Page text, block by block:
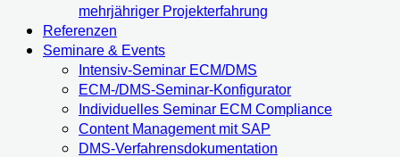
mehrjähriger Projekterfahrung
Referenzen
Seminare & Events
Intensiv-Seminar ECM/DMS
ECM-/DMS-Seminar-Konfigurator
Individuelles Seminar ECM Compliance
Content Management mit SAP
DMS-Verfahrensdokumentation